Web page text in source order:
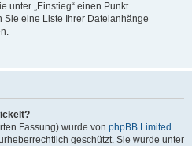
unter „Einstieg“ einen Punkt
Sie eine Liste Ihrer Dateianhänge
Fassung) wurde von phpBB Limited
geschützt. Sie wurde unter